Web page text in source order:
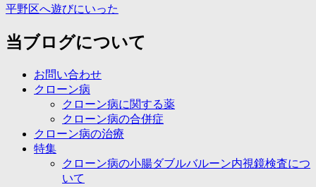
ゲ
ー
平野区へ遊びにいった
当ブログについて
お問い合わせ
クローン病
クローン病に関する薬
クローン病の合併症
クローン病の治療
特集
クローン病の小腸ダブルバルーン内視鏡検査につ
いて